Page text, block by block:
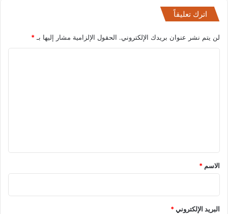
اترك تعليقاً
لن يتم نشر عنوان بريدك الإلكتروني. الحقول الإلزامية مشار إليها بـ*
*
الاسم *
البريد الإلكتروني*